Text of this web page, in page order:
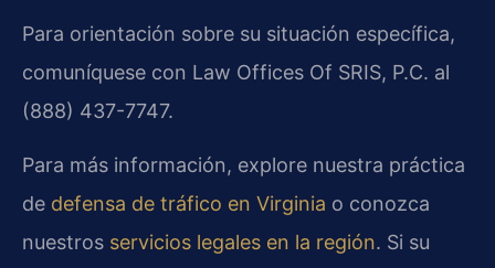
Para orientación sobre su situación específica,
comuníquese con Law Offices Of SRIS, P.C. al
(888) 437-7747.
Para más información, explore nuestra práctica
de defensa de tráfico en Virginia o conozca
nuestros servicios legales en la región. Si su